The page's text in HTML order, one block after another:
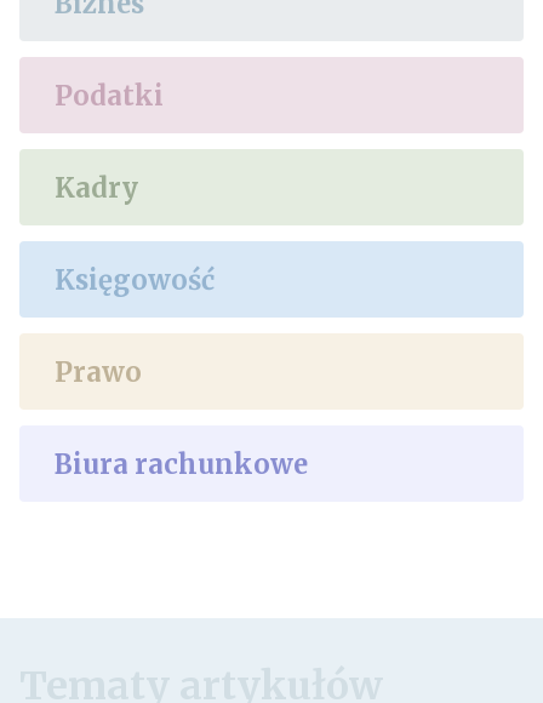
Podatki
Kadry
Księgowość
Prawo
Biura rachunkowe